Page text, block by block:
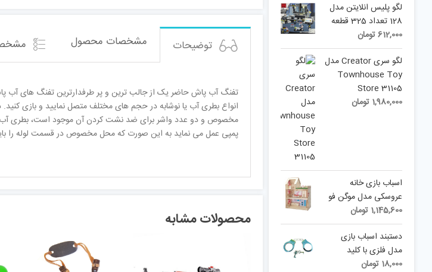
توضیحات مشخصات محصول
تفنگ آب پاش حاضر یک از جالب ترین و پر طرفدارترین تفنگ های آب
انواع بطری آب یا نوشابه در حجم های مختلف متصل نمایید و بازی
مخصوص و دو عدد واشر برای ضد نشت کردن آن موجود است، بطری آب
پمپی عمل می نماید به این صورت که محل مخصوص در قسمت لوله را باید
محصولات مشابه
لگو پلیس انلایتن مدل
128 تعداد 325 قطعه
612,000تومان
لگو سری Creator مدل
Townhouse Toy
Store 31105
1,980,000 تومان
اسباب بازی خانه
عروسکی مدل موگن فو
1,145,600 تومان
دستبند اسباب بازی
مدل فلزی با کلید
18,000 تومان